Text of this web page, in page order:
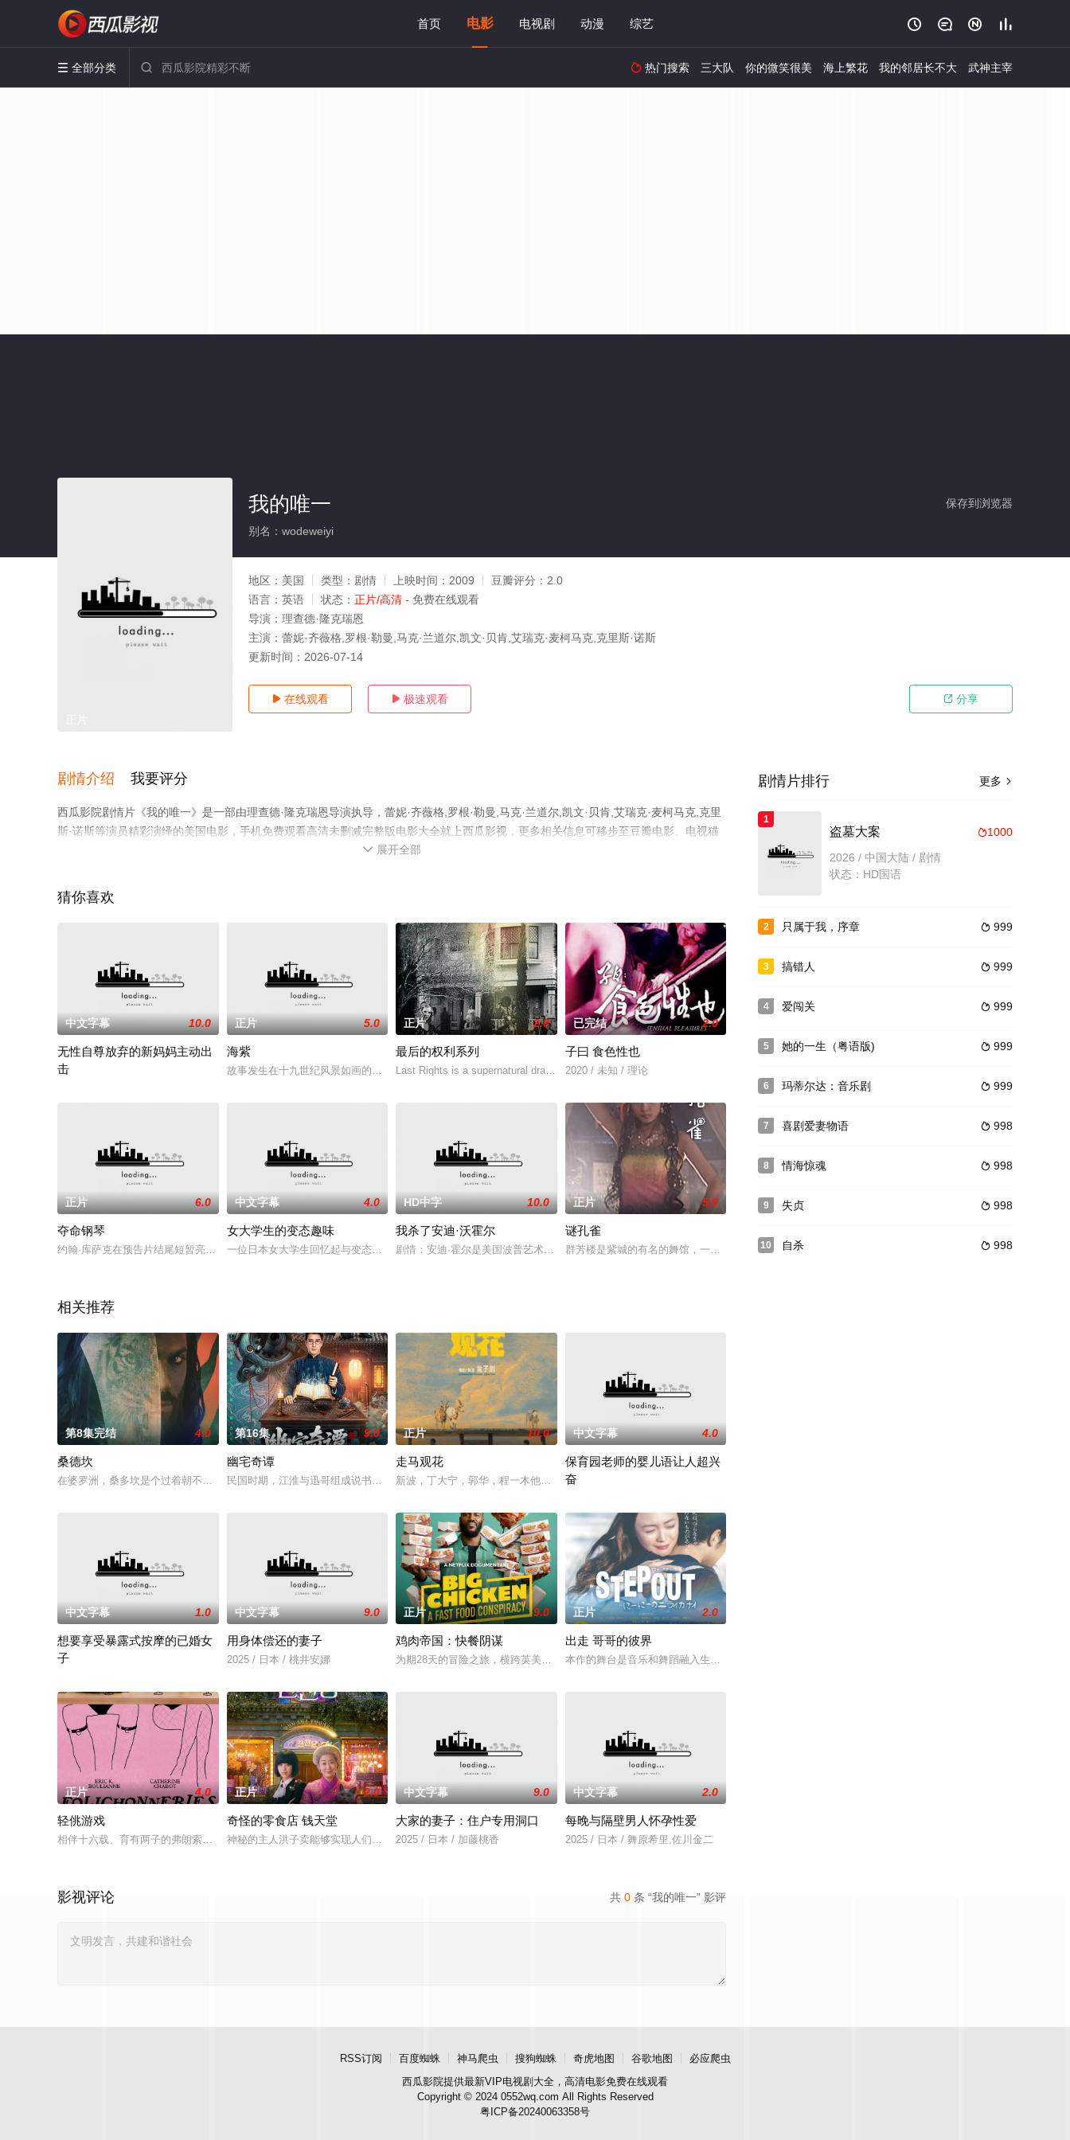
首页 电影 电视剧 动漫 综艺    
 全部分类   热门搜索 三大队 你的微笑很美 海上繁花 我的邻居长不大 武神主宰
保存到浏览器
我的唯一
别名：wodeweiyi
地区： 美国 类型： 剧情 上映时间： 2009 豆瓣评分： 2.0
语言： 英语 状态： 正片/高清 - 免费在线观看
导演： 理查德·隆克瑞恩
主演： 蕾妮·齐薇格,罗根·勒曼,马克·兰道尔,凯文·贝肯,艾瑞克·麦柯马克,克里斯·诺斯
更新时间： 2026-07-14
 在线观看  极速观看  分享
剧情介绍 我要评分
西瓜影院剧情片《我的唯一》是一部由理查德·隆克瑞恩导演执导，蕾妮·齐薇格,罗根·勒曼,马克·兰道尔,凯文·贝肯,艾瑞克·麦柯马克,克里
斯·诺斯等演员精彩演绎的美国电影，手机免费观看高清未删减完整版电影大全就上西瓜影视，更多相关信息可移步至豆瓣电影、电视猫
 展开全部
猜你喜欢
中文字幕 10.0
无性自尊放弃的新妈妈主动出
击
正片 5.0
海紫
故事发生在十九世纪风景如画的意大利西西里岛，安琪（瓦莱丽亚·索拉里诺 Valeri
正片 2.0
最后的权利系列
Last Rights is a supernatural drama that
已完结 2.0
子曰 食色性也
2020 / 未知 / 理论
正片 6.0
夺命钢琴
约翰·库萨克在预告片结尾短暂亮相，他正是那位隐藏在黑暗中，威胁钢琴家生命安全的凶手
中文字幕 4.0
女大学生的变态趣味
一位日本女大学生回忆起与变态男子相遇时的兴奋之情，并渴望重温那一刻……一位沉迷于变
HD中字 10.0
我杀了安迪·沃霍尔
剧情：安迪·霍尔是美国波普艺术大师，他绘制的梦露画像成为“招贴派”的时代性标志。维
正片 5.0
谜孔雀
群芳楼是紫城的有名的舞馆，一到晚上盛况空前。尤其是台柱子齐灵，一支孔雀舞艳压群芳。
相关推荐
第8集完结 4.0
桑德坎
在婆罗洲，桑多坎是个过着朝不保夕生活的海盗：他只为自己和船员而战。但当他遇见玛丽安
第16集 9.0
幽宅奇谭
民国时期，江淮与迅哥组成说书班子，偶遇“白天人住屋，晚上鬼占房”的阴阳宅，江淮被掳
正片 10.0
走马观花
新波，丁大宁，郭华，程一木他们毕业于同一所大学。他们和很多年轻人一样，自以为是，敏
中文字幕 4.0
保育园老师的婴儿语让人超兴
奋
中文字幕 1.0
想要享受暴露式按摩的已婚女
子
中文字幕 9.0
用身体偿还的妻子
2025 / 日本 / 桃井安娜
正片 9.0
鸡肉帝国：快餐阴谋
为期28天的冒险之旅，横跨英美两地，仅以炸鸡为食，探究人们对炸鸡的渴望以及产业背后
正片 2.0
出走 哥哥的彼界
本作的舞台是音乐和舞蹈融入生活的冲绳。与母亲朱音、妹妹舞一起生活的照屋踊，憧憬舞蹈
正片 4.0
轻佻游戏
相伴十六载、育有两子的弗朗索瓦与朱莉陷入灵肉疏离。为探索真实自我，他们开启开放式关
正片 2.0
奇怪的零食店 钱天堂
神秘的主人洪子卖能够实现人们愿望的神秘零食，以及人们来到那里展开一段魔法般的故事
中文字幕 9.0
大家的妻子：住户专用洞口
2025 / 日本 / 加藤桃香
中文字幕 2.0
每晚与隔壁男人怀孕性爱
2025 / 日本 / 舞原希里,佐川金二
共 0 条 “我的唯一” 影评
影视评论
更多 
剧情片排行
1
1000
盗墓大案
2026 / 中国大陆 / 剧情
状态：HD国语
2  999
只属于我，序章
3  999
搞错人
4  999
爱闯关
5  999
她的一生（粤语版)
6  999
玛蒂尔达：音乐剧
7  998
喜剧爱妻物语
8  998
情海惊魂
9  998
失贞
10  998
自杀
RSS订阅 百度蜘蛛 神马爬虫 搜狗蜘蛛 奇虎地图 谷歌地图
必应爬虫
西瓜影院提供最新VIP电视剧大全，高清电影免费在线观看
Copyright © 2024 0552wq.com All Rights Reserved
粤ICP备20240063358号